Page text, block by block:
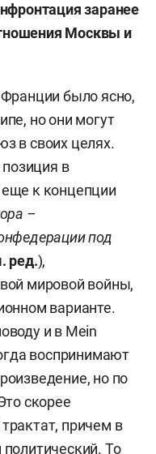
заранее
Москвы и
было ясно,
но они могут
в своих целях.
позиция в
к концепции
–
под
ред.),
мировой войны,
варианте.
и в Mein
воспринимают
но по
скорее
причем в
политический. То